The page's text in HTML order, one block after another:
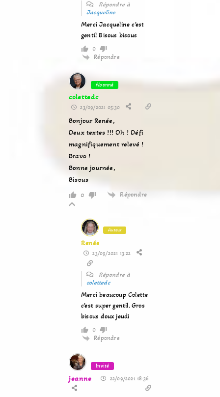
Répondre à
Jacqueline
Merci Jacqueline c’est
gentil Bisous bisous
0
Répondre
Abonné
colettedc
23/09/2021 05:30
Bonjour Renée,
Deux textes !!! Oh ! Défi
magnifiquement relevé !
Bravo !
Bonne journée,
Bisous
0 Répondre
Auteur
Renée
23/09/2021 13:22
Répondre à
colettedc
Merci beaucoup Colette
c’est super gentil. Gros
bisous doux jeudi
0
Répondre
Invité
jeanne 22/09/2021 18:36